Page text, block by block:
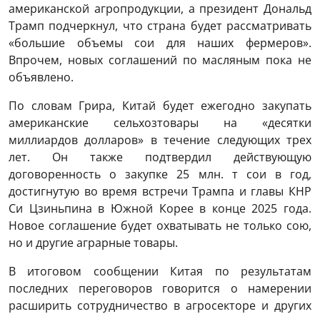
американской агропродукции, а президент Дональд
Трамп подчеркнул, что страна будет рассматривать
«большие объемы сои для наших фермеров».
Впрочем, новых соглашений по масляным пока не
объявлено.
По словам Грира, Китай будет ежегодно закупать
американские сельхозтовары на «десятки
миллиардов долларов» в течение следующих трех
лет. Он также подтвердил действующую
договоренность о закупке 25 млн. т сои в год,
достигнутую во время встречи Трампа и главы КНР
Си Цзиньпина в Южной Корее в конце 2025 года.
Новое соглашение будет охватывать не только сою,
но и другие аграрные товары.
В итоговом сообщении Китая по результатам
последних переговоров говорится о намерении
расширить сотрудничество в агросекторе и других